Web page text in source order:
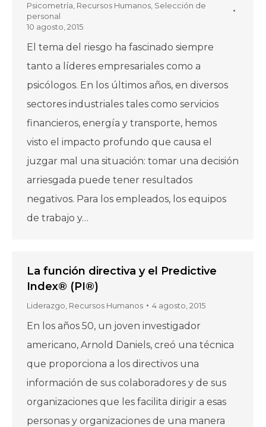
Psicometría Recursos Humanos Selección de
personal
10 agosto, 2015
El tema del riesgo ha fascinado siempre
tanto a líderes empresariales como a
psicólogos. En los últimos años, en diversos
sectores industriales tales como servicios
financieros, energía y transporte, hemos
visto el impacto profundo que causa el
juzgar mal una situación: tomar una decisión
arriesgada puede tener resultados
negativos. Para los empleados, los equipos
de trabajo y…
La función directiva y el Predictive
Index® (PI®)
Liderazgo Recursos Humanos 4 agosto, 2015
En los años 50, un joven investigador
americano, Arnold Daniels, creó una técnica
que proporciona a los directivos una
información de sus colaboradores y de sus
organizaciones que les facilita dirigir a esas
personas y organizaciones de una manera